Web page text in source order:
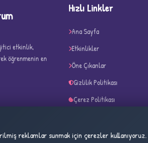
etkinlik,
öğrenmenin en
Hızlı Linkler
Ana Sayfa
Etkinlikler
Öne Çıkanlar
Gizlilik Politikası
Çerez Politikası
reklamlar sunmak için çerezler kullanıyoruz.